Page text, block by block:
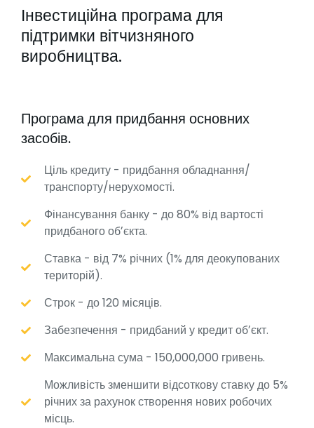
Інвестиційна програма для
підтримки вітчизняного
виробництва.
Програма для придбання основних
засобів.
Ціль кредиту - придбання обладнання/
транспорту/нерухомості.
Фінансування банку - до 80% від вартості
придбаного обʼєкта.
Ставка - від 7% річних (1% для деокупованих
територій).
Строк - до 120 місяців.
Забезпечення - придбаний у кредит обʼєкт.
Максимальна сума - 150,000,000 гривень.
Можливість зменшити відсоткову ставку до 5%
річних за рахунок створення нових робочих
місць.